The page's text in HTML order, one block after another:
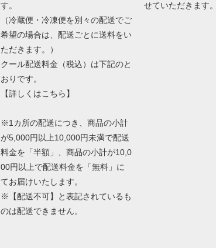
す。
（冷蔵便・冷凍便を別々の配送でご
希望の場合は、配送ごとに送料をい
ただきます。）
クール配送料金（税込）は下記のと
おりです。
【詳しくはこちら 】
※1カ所の配送につき、商品の小計
が5,000円以上10,000円未満で配送
料金を「半額」、商品の小計が10,0
00円以上で配送料金を「無料」に
てお届けいたします。
※【配送不可】と表記されているも
のは配送できません。
せていただきます。